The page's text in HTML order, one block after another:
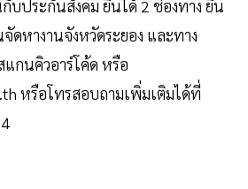
บประกันสังคม ยื่นได้ 2 ช่องทาง ยื่น
ดหางานจังหวัดระยอง และทาง
กนคิวอาร์โค้ด หรือ
หรือโทรสอบถามเพิ่มเติมได้ที่